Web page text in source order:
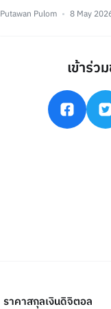
Putawan Pulom 8 May
เข้าร่ว
ราคาสกุลเงินดิจิตอล